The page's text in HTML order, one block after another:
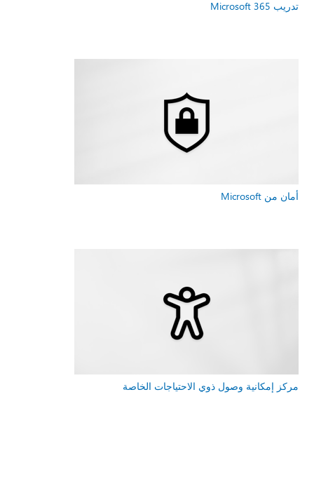
تدريب Microsoft 365
أمان من Microsoft
مركز إمكانية وصول ذوي الاحتياجات الخاصة